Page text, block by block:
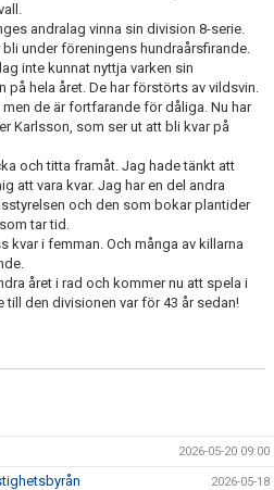
andralag vinna sin division 8-serie.
under föreningens hundraårsfirande.
inte kunnat nyttja varken sin
på hela året. De har förstörts av vildsvin.
de är fortfarande för dåliga. Nu har
Karlsson, som ser ut att bli kvar på
och titta framåt. Jag hade tänkt att
att vara kvar. Jag har en del andra
och den som bokar plantider
tar tid.
kvar i femman. Och många av killarna
året i rad och kommer nu att spela i
till den divisionen var för 43 år sedan!
2026-05-20 09:00
2026-05-18